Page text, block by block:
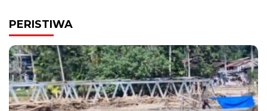
PERISTIWA